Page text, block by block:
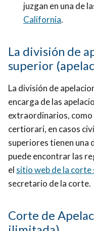
juzgan en una de
California.
La división de
superior
La división de
encarga de las
extraordinarios, como
certiorari, en casos
superiores tienen una
puede encontrar las
el sitio web de la
secretario de la corte.
Corte de